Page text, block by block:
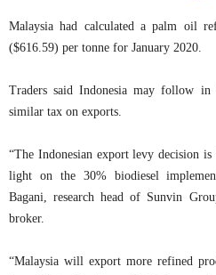
Malaysia had calculated a palm oil
($616.59) per tonne for January 2020.
Traders said Indonesia may follow in
similar tax on exports.
“The Indonesian export levy decision
light on the 30% biodiesel
Bagani, research head of Sunvin
broker.
“Malaysia will export more refined